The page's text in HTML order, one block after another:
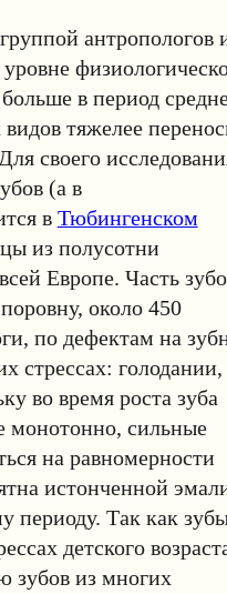
антропологов
в период
тяжелее
своего
(а в
в Тюбингенском
из полусотни
Европе. Часть
около 450
по дефектам на
стрессах: голодании,
во время роста зуба
монотонно, сильные
на равномерности
истонченной
периоду. Так как
детского
зубов из многих